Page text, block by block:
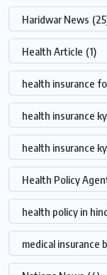
Haridwar News
Health Article (1)
health insurance
health insurance
health insurance
Health Policy
health policy in
medical insurance